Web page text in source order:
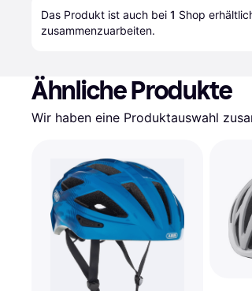
Das Produkt ist auch bei 1 Shop
zusammenzuarbeiten.
Ähnliche Produkte
Wir haben eine Produktauswahl